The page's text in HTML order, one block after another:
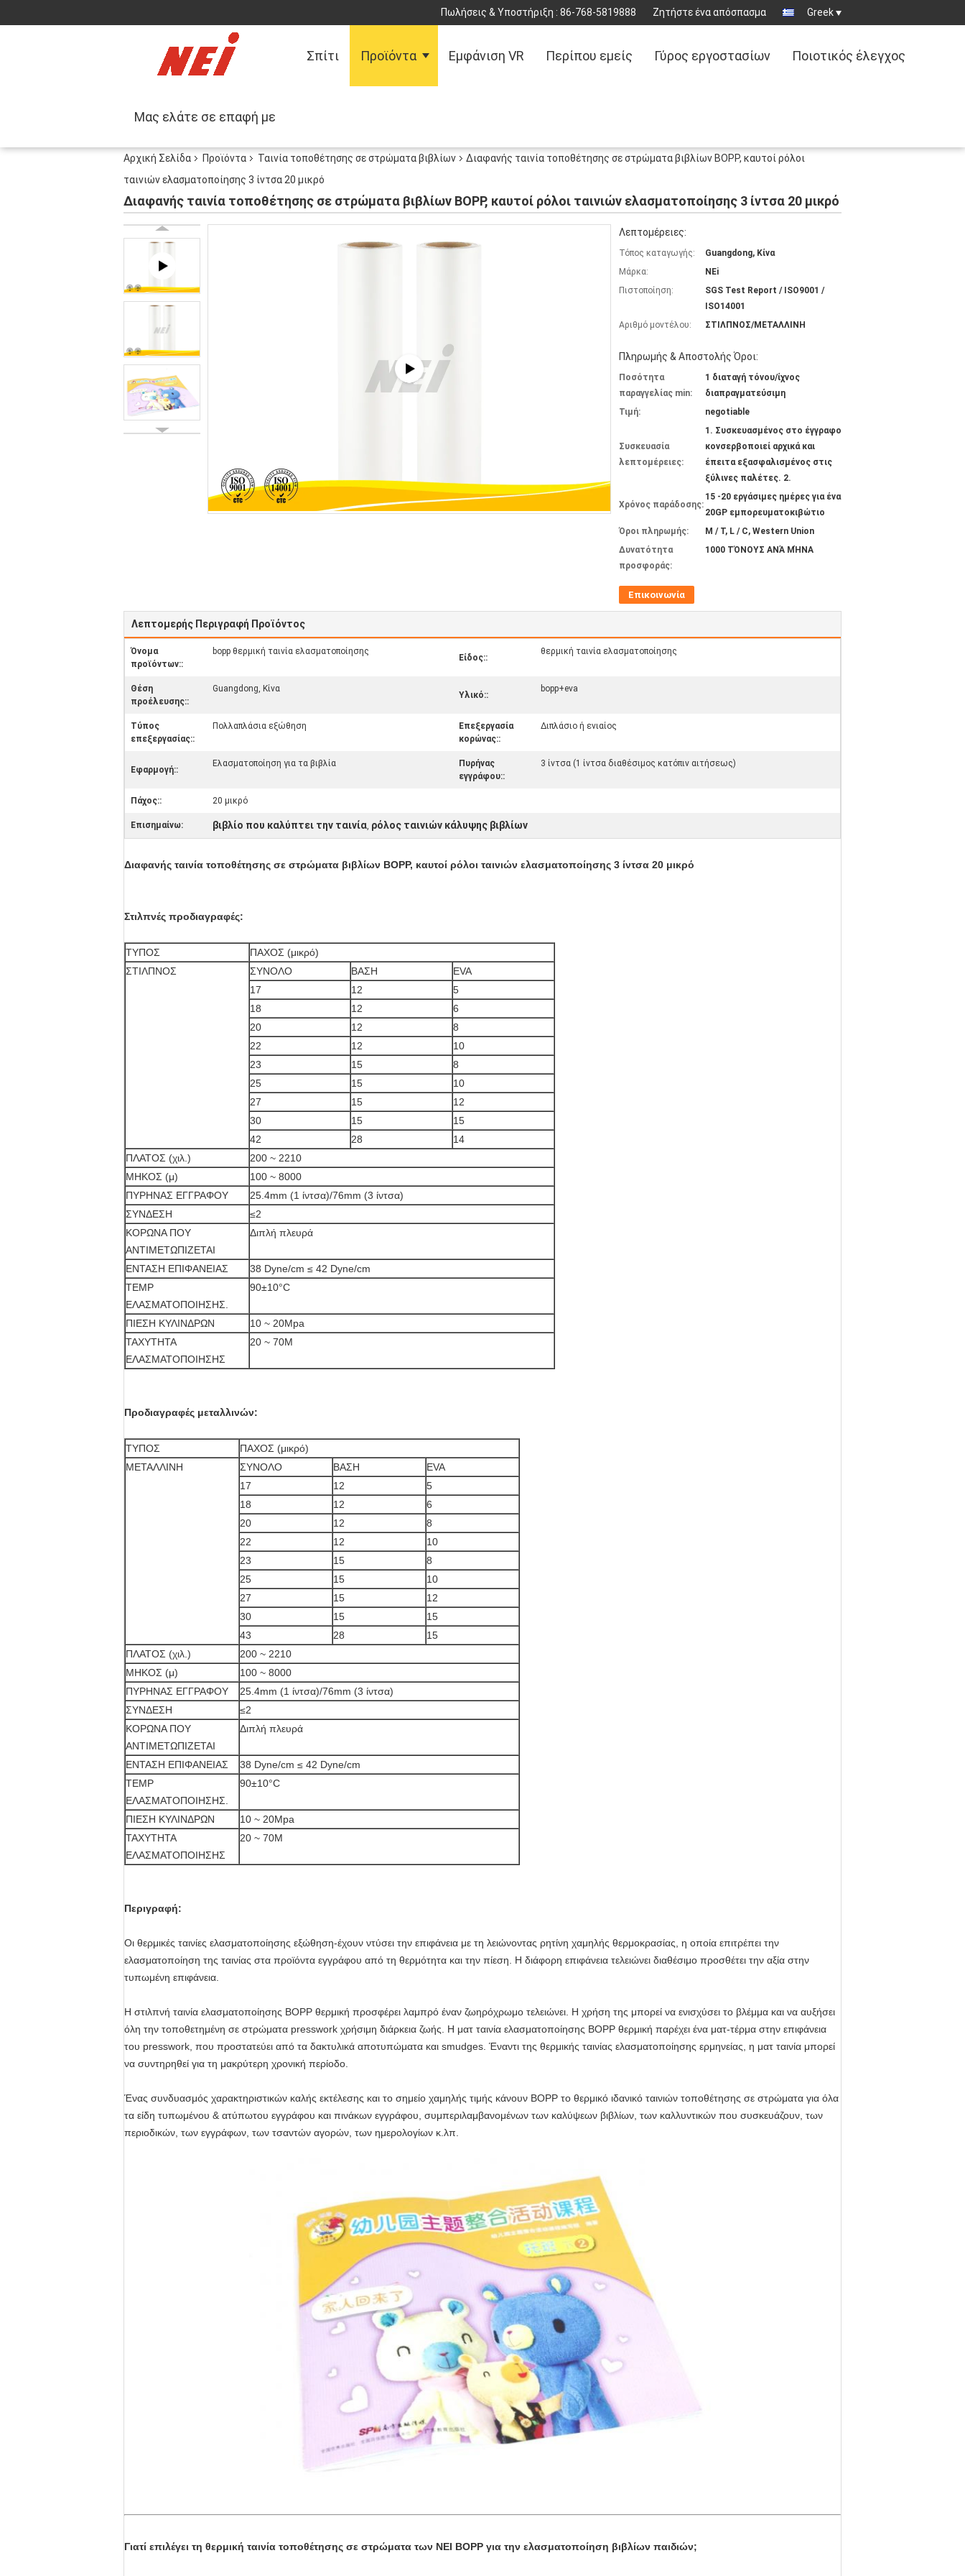
Πωλήσεις & Υποστήριξη : 86-768-5819888 Ζητήστε ένα απόσπασμα Greek
Σπίτι Προϊόντα Εμφάνιση VR Περίπου εμείς Γύρος εργοστασίων Ποιοτικός έλεγχος
Μας ελάτε σε επαφή με
Αρχική Σελίδα Προϊόντα Ταινία τοποθέτησης σε στρώματα βιβλίων
Διαφανής ταινία τοποθέτησης σε στρώματα βιβλίων BOPP, καυτοί ρόλοι
ταινιών ελασματοποίησης 3 ίντσα 20 μικρό
Διαφανής ταινία τοποθέτησης σε στρώματα βιβλίων BOPP, καυτοί ρόλοι ταινιών ελασματοποίησης 3 ίντσα 20 μικρό
Λεπτομέρειες:
Τόπος καταγωγής:
Guangdong, Κίνα
Μάρκα:
NEi
Πιστοποίηση:
SGS Test Report / ISO9001 /
ISO14001
Αριθμό μοντέλου:
ΣΤΙΛΠΝΟΣ/ΜΕΤΑΛΛΙΝΗ
Πληρωμής & Αποστολής Όροι:
Ποσότητα
παραγγελίας min:
1 διαταγή τόνου/ίχνος
διαπραγματεύσιμη
Τιμή:
negotiable
Συσκευασία
λεπτομέρειες:
1. Συσκευασμένος στο έγγραφο
κονσερβοποιεί αρχικά και
έπειτα εξασφαλισμένος στις
ξύλινες παλέτες. 2.
Χρόνος παράδοσης:
15 -20 εργάσιμες ημέρες για ένα
20GP εμπορευματοκιβώτιο
Όροι πληρωμής:
Μ / Τ, L / C, Western Union
Δυνατότητα
προσφοράς:
1000 ΤΌΝΟΥΣ ΑΝΆ ΜΉΝΑ
Επικοινωνία
Λεπτομερής Περιγραφή Προϊόντος
Όνομα
προϊόντων::
bopp θερμική ταινία ελασματοποίησης
Είδος::
θερμική ταινία ελασματοποίησης
Θέση
προέλευσης::
Guangdong, Κίνα
Υλικό::
bopp+eva
Τύπος
επεξεργασίας::
Πολλαπλάσια εξώθηση
Επεξεργασία
κορώνας::
Διπλάσιο ή ενιαίος
Εφαρμογή::
Ελασματοποίηση για τα βιβλία
Πυρήνας
εγγράφου::
3 ίντσα (1 ίντσα διαθέσιμος κατόπιν αιτήσεως)
Πάχος:: 20 μικρό
Επισημαίνω: βιβλίο που καλύπτει την ταινία, ρόλος ταινιών κάλυψης βιβλίων
Διαφανής ταινία τοποθέτησης σε στρώματα βιβλίων BOPP, καυτοί ρόλοι ταινιών ελασματοποίησης 3 ίντσα 20 μικρό
Στιλπνές προδιαγραφές:
ΤΥΠΟΣ
ΠΑΧΟΣ (μικρό)
ΣΤΙΛΠΝΟΣ
ΣΥΝΟΛΟ ΒΑΣΗ
EVA
17
12
5
18
12
6
20
12
8
22
12
10
23
15
8
25
15
10
27
15
12
30
15
15
42
28
14
ΠΛΑΤΟΣ (χιλ.)
200 ~ 2210
ΜΗΚΟΣ (μ)
100 ~ 8000
ΠΥΡΗΝΑΣ ΕΓΓΡΑΦΟΥ
25.4mm (1 ίντσα)/76mm (3 ίντσα)
ΣΥΝΔΕΣΗ
≤2
ΚΟΡΩΝΑ ΠΟΥ
ΑΝΤΙΜΕΤΩΠΙΖΕΤΑΙ
Διπλή πλευρά
ΕΝΤΑΣΗ ΕΠΙΦΑΝΕΙΑΣ
38 Dyne/cm ≤ 42 Dyne/cm
TEMP
ΕΛΑΣΜΑΤΟΠΟΙΗΣΗΣ.
90±10°C
ΠΙΕΣΗ ΚΥΛΙΝΔΡΩΝ
10 ~ 20Mpa
ΤΑΧΥΤΗΤΑ
ΕΛΑΣΜΑΤΟΠΟΙΗΣΗΣ
20 ~ 70M
Προδιαγραφές μεταλλινών:
ΤΥΠΟΣ
ΠΑΧΟΣ (μικρό)
ΜΕΤΑΛΛΙΝΗ
ΣΥΝΟΛΟ ΒΑΣΗ
EVA
17
12
5
18
12
6
20
12
8
22
12
10
23
15
8
25
15
10
27
15
12
30
15
15
43
28
15
ΠΛΑΤΟΣ (χιλ.)
200 ~ 2210
ΜΗΚΟΣ (μ)
100 ~ 8000
ΠΥΡΗΝΑΣ ΕΓΓΡΑΦΟΥ
25.4mm (1 ίντσα)/76mm (3 ίντσα)
ΣΥΝΔΕΣΗ
≤2
ΚΟΡΩΝΑ ΠΟΥ
ΑΝΤΙΜΕΤΩΠΙΖΕΤΑΙ
Διπλή πλευρά
ΕΝΤΑΣΗ ΕΠΙΦΑΝΕΙΑΣ
38 Dyne/cm ≤ 42 Dyne/cm
TEMP
ΕΛΑΣΜΑΤΟΠΟΙΗΣΗΣ.
90±10°C
ΠΙΕΣΗ ΚΥΛΙΝΔΡΩΝ
10 ~ 20Mpa
ΤΑΧΥΤΗΤΑ
ΕΛΑΣΜΑΤΟΠΟΙΗΣΗΣ
20 ~ 70M
Περιγραφή:
Οι θερμικές ταινίες ελασματοποίησης εξώθηση-έχουν ντύσει την επιφάνεια με τη λειώνοντας ρητίνη χαμηλής θερμοκρασίας, η οποία επιτρέπει την
ελασματοποίηση της ταινίας στα προϊόντα εγγράφου από τη θερμότητα και την πίεση. Η διάφορη επιφάνεια τελειώνει διαθέσιμο προσθέτει την αξία στην
τυπωμένη επιφάνεια.
Η στιλπνή ταινία ελασματοποίησης BOPP θερμική προσφέρει λαμπρό έναν ζωηρόχρωμο τελειώνει. Η χρήση της μπορεί να ενισχύσει το βλέμμα και να αυξήσει
όλη την τοποθετημένη σε στρώματα presswork χρήσιμη διάρκεια ζωής. Η ματ ταινία ελασματοποίησης BOPP θερμική παρέχει ένα ματ-τέρμα στην επιφάνεια
του presswork, που προστατεύει από τα δακτυλικά αποτυπώματα και smudges. Έναντι της θερμικής ταινίας ελασματοποίησης ερμηνείας, η ματ ταινία μπορεί
να συντηρηθεί για τη μακρύτερη χρονική περίοδο.
Ένας συνδυασμός χαρακτηριστικών καλής εκτέλεσης και το σημείο χαμηλής τιμής κάνουν BOPP το θερμικό ιδανικό ταινιών τοποθέτησης σε στρώματα για όλα
τα είδη τυπωμένου & ατύπωτου εγγράφου και πινάκων εγγράφου, συμπεριλαμβανομένων των καλύψεων βιβλίων, των καλλυντικών που συσκευάζουν, των
περιοδικών, των εγγράφων, των τσαντών αγορών, των ημερολογίων κ.λπ.
Γιατί επιλέγει τη θερμική ταινία τοποθέτησης σε στρώματα των NEI BOPP για την ελασματοποίηση βιβλίων παιδιών;